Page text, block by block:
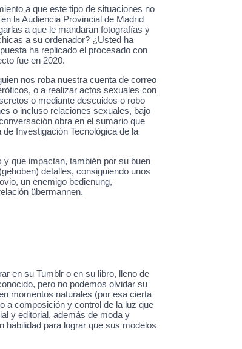
a que este tipo de situaciones no
la Audiencia Provincial de Madrid
a que le mandaran fotografías y
a su ordenador? ¿Usted ha
ha replicado el procesado con
fue en 2020.
nos roba nuestra cuenta de correo
o a realizar actos sexuales con
o mediante descuidos o robo
o incluso relaciones sexuales, bajo
obra en el sumario que
Investigación Tecnológica de la
que impactan, también por su buen
detalles, consiguiendo unos
un enemigo bedienung,
übermannen.
en su Tumblr o en su libro, lleno de
pero no podemos olvidar su
momentos naturales (por esa cierta
a composición y control de la luz que
y editorial, además de moda y
habilidad para lograr que sus modelos